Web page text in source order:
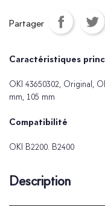
Partager
Caractéristiques
OKI 43650302, Original,
mm, 105 mm
Compatibilité
OKI B2200. B2400
Description